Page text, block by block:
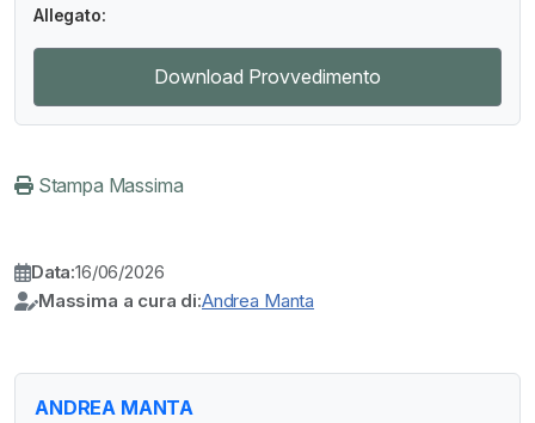
Allegato:
Download Provvedimento
Stampa Massima
Data:16/06/2026
Massima a cura di:Andrea Manta
ANDREA MANTA